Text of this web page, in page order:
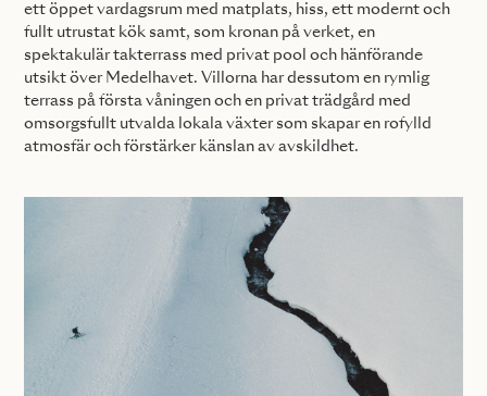
ett öppet vardagsrum med matplats, hiss, ett modernt och
fullt utrustat kök samt, som kronan på verket, en
spektakulär takterrass med privat pool och hänförande
utsikt över Medelhavet. Villorna har dessutom en rymlig
terrass på första våningen och en privat trädgård med
omsorgsfullt utvalda lokala växter som skapar en rofylld
atmosfär och förstärker känslan av avskildhet.